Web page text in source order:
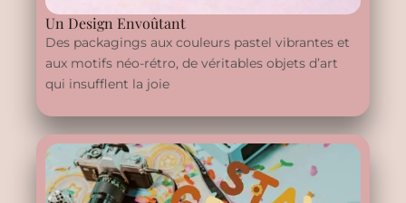
Un Design Envoûtant
Des packagings aux couleurs pastel vibrantes et
aux motifs néo-rétro, de véritables objets d’art
qui insufflent la joie